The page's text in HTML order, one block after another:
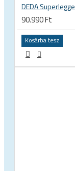
90.990 Ft
Kosárba tesz